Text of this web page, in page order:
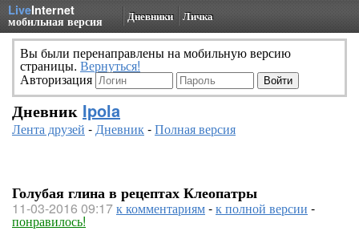
LiveInternet
мобильная версия Дневники Личка
Вы были перенаправлены на мобильную версию
страницы. Вернуться!
Авторизация
Дневник Ipola
Лента друзей -Дневник-Полная версия
Голубая глина в рецептах Клеопатры
11-03-2016 09:17к комментариям-к полной версии -
понравилось!